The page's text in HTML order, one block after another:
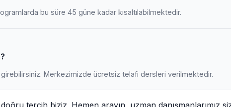
bu süre 45 güne kadar kısaltılabilmektedir.
Merkezimizde ücretsiz telafi dersleri verilmektedir.
tercih biziz. Hemen arayın, uzman danışmanlarımız